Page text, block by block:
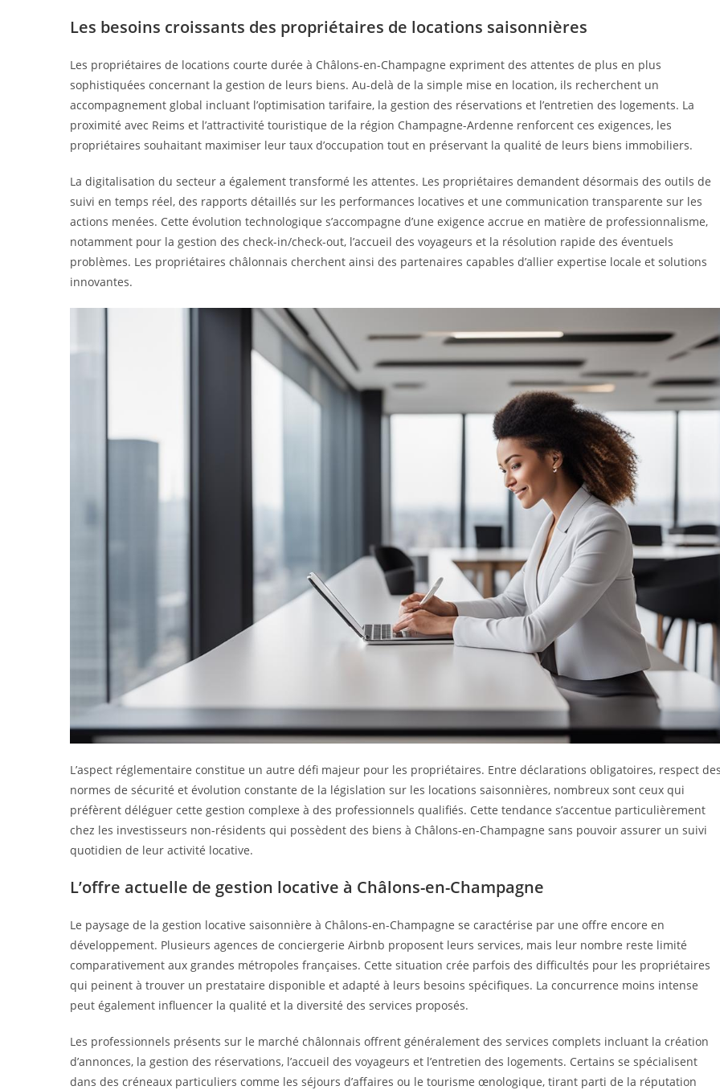
Les besoins croissants des propriétaires de locations saisonnières
Les propriétaires de locations courte durée à Châlons-en-Champagne expriment des attentes de plus en plus
sophistiquées concernant la gestion de leurs biens. Au-delà de la simple mise en location, ils recherchent un
accompagnement global incluant l’optimisation tarifaire, la gestion des réservations et l’entretien des logements. La
proximité avec Reims et l’attractivité touristique de la région Champagne-Ardenne renforcent ces exigences, les
propriétaires souhaitant maximiser leur taux d’occupation tout en préservant la qualité de leurs biens immobiliers.
La digitalisation du secteur a également transformé les attentes. Les propriétaires demandent désormais des outils de
suivi en temps réel, des rapports détaillés sur les performances locatives et une communication transparente sur les
actions menées. Cette évolution technologique s’accompagne d’une exigence accrue en matière de professionnalisme,
notamment pour la gestion des check-in/check-out, l’accueil des voyageurs et la résolution rapide des éventuels
problèmes. Les propriétaires châlonnais cherchent ainsi des partenaires capables d’allier expertise locale et solutions
innovantes.
L’aspect réglementaire constitue un autre défi majeur pour les propriétaires. Entre déclarations obligatoires, respect
normes de sécurité et évolution constante de la législation sur les locations saisonnières, nombreux sont ceux qui
préfèrent déléguer cette gestion complexe à des professionnels qualifiés. Cette tendance s’accentue particulièrement
chez les investisseurs non-résidents qui possèdent des biens à Châlons-en-Champagne sans pouvoir assurer un suivi
quotidien de leur activité locative.
L’offre actuelle de gestion locative à Châlons-en-Champagne
Le paysage de la gestion locative saisonnière à Châlons-en-Champagne se caractérise par une offre encore en
développement. Plusieurs agences de conciergerie Airbnb proposent leurs services, mais leur nombre reste limité
comparativement aux grandes métropoles françaises. Cette situation crée parfois des difficultés pour les propriétaires
qui peinent à trouver un prestataire disponible et adapté à leurs besoins spécifiques. La concurrence moins intense
peut également influencer la qualité et la diversité des services proposés.
Les professionnels présents sur le marché châlonnais offrent généralement des services complets incluant la création
d’annonces, la gestion des réservations, l’accueil des voyageurs et l’entretien des logements. Certains se spécialisent
dans des créneaux particuliers comme les séjours d’affaires ou le tourisme œnologique, tirant parti de la réputation